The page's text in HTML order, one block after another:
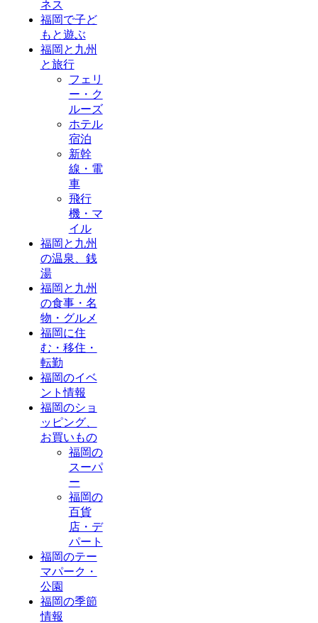
ネス
福岡で子ど
もと遊ぶ
福岡と九州
と旅行
フェリ
ー・ク
ルーズ
ホテル
宿泊
新幹
線・電
車
飛行
機・マ
イル
福岡と九州
の温泉、銭
湯
福岡と九州
の食事・名
物・グルメ
福岡に住
む・移住・
転勤
福岡のイベ
ント情報
福岡のショ
ッピング、
お買いもの
福岡の
スーパ
ー
福岡の
百貨
店・デ
パート
福岡のテー
マパーク・
公園
福岡の季節
情報